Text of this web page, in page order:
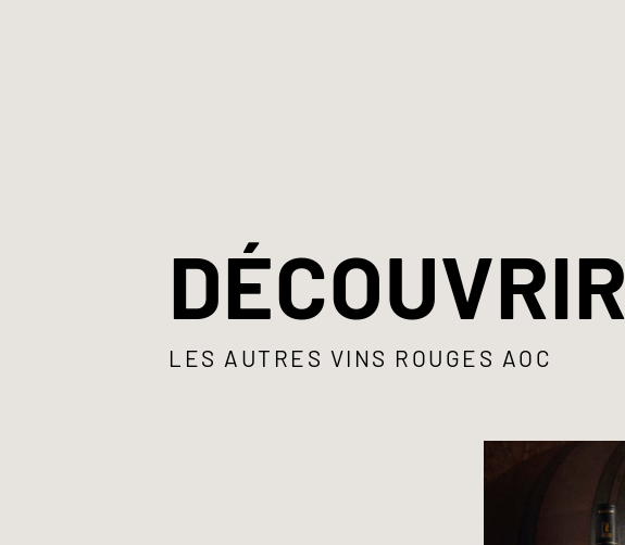
DÉCOUVRIR
LES AUTRES VINS ROUGES AOC